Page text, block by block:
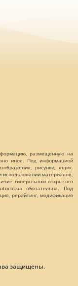
размещенную на
иное. Под информацией
рисунки, ящик-
материалов,
гиперссылки открытого
обязательна. Под
рерайтинг, модификация
защищены.